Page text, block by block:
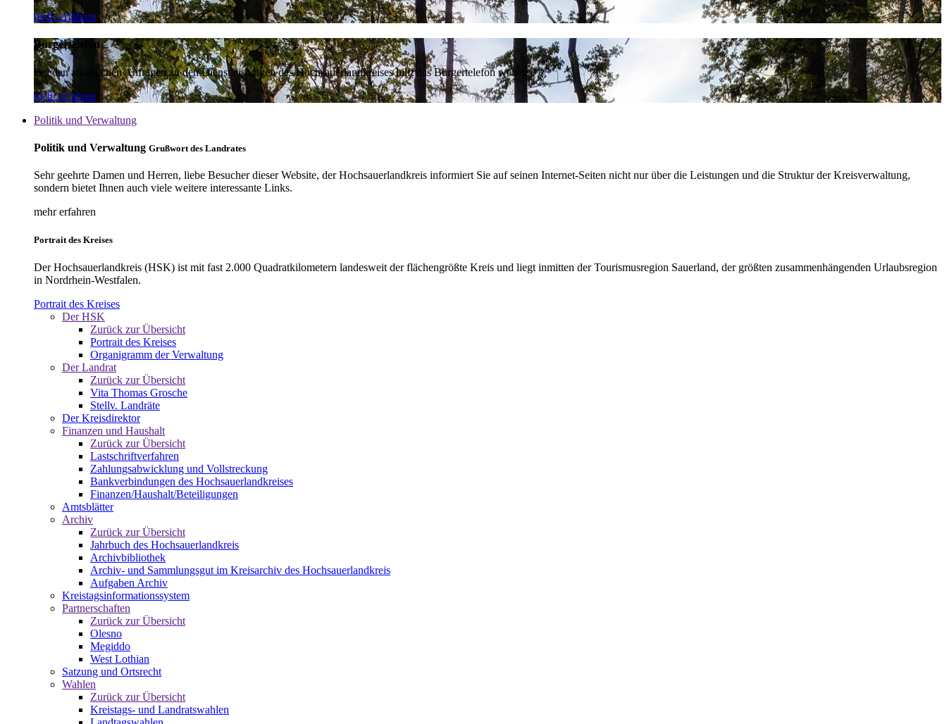
mehr erfahren
Bürgertelefon
Bei den alltäglichen Anfragen zu den Dienstleistungen des Hochsauerlandkreises hilft das Bürgertelefon weiter.
mehr erfahren
Politik und Verwaltung
Politik und Verwaltung Grußwort des Landrates
Sehr geehrte Damen und Herren, liebe Besucher dieser Website, der Hochsauerlandkreis informiert Sie auf seinen Internet-Seiten nicht nur über die Leistungen und die Struktur der Kreisverwaltung,
sondern bietet Ihnen auch viele weitere interessante Links.
mehr erfahren
Portrait des Kreises
Der Hochsauerlandkreis (HSK) ist mit fast 2.000 Quadratkilometern landesweit der flächengrößte Kreis und liegt inmitten der Tourismusregion Sauerland, der größten zusammenhängenden Urlaubsregion
in Nordrhein-Westfalen.
Portrait des Kreises
Der HSK
Zurück zur Übersicht
Portrait des Kreises
Organigramm der Verwaltung
Der Landrat
Zurück zur Übersicht
Vita Thomas Grosche
Stellv. Landräte
Der Kreisdirektor
Finanzen und Haushalt
Zurück zur Übersicht
Lastschriftverfahren
Zahlungsabwicklung und Vollstreckung
Bankverbindungen des Hochsauerlandkreises
Finanzen/Haushalt/Beteiligungen
Amtsblätter
Archiv
Zurück zur Übersicht
Jahrbuch des Hochsauerlandkreis
Archivbibliothek
Archiv- und Sammlungsgut im Kreisarchiv des Hochsauerlandkreis
Aufgaben Archiv
Kreistagsinformationssystem
Partnerschaften
Zurück zur Übersicht
Olesno
Megiddo
West Lothian
Satzung und Ortsrecht
Wahlen
Zurück zur Übersicht
Kreistags- und Landratswahlen